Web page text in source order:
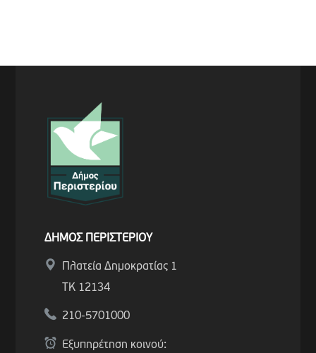
ΔΗΜΟΣ ΠΕΡΙΣΤΕΡΙΟΥ
Πλατεία Δημοκρατίας 1
ΤΚ 12134
210-5701000
Εξυπηρέτηση κοινού: